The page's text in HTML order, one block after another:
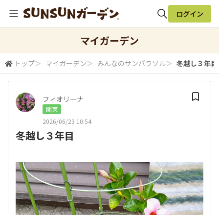
検索
ログイン
マイガーデン
トップ＞ マイガーデン＞ みんなのサンパラソル＞ 冬越し３年目
フィオリーナ
関東
2026/06/23 10:54
冬越し３年目